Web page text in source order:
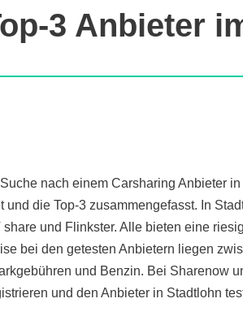
3 Anbieter
nach einem Carsharing Anbieter
und die Top-3 zusammengefasst. In
share und Flinkster. Alle bieten eine
bei den getesten Anbietern liegen
und Benzin. Bei Sharenow
und den Anbieter in Stadtlohn